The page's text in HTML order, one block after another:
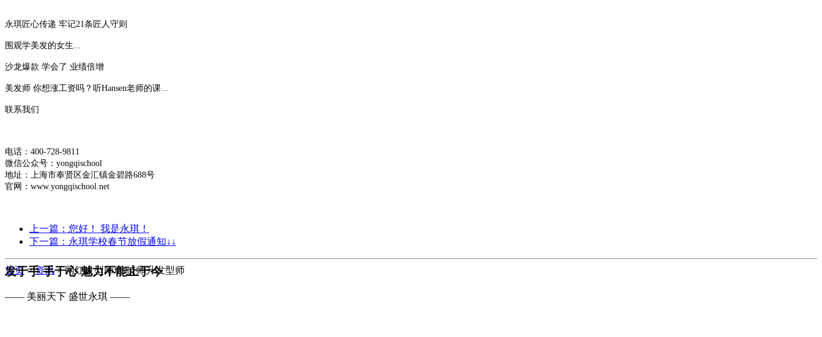
永琪匠心传递 牢记21条匠人守则
围观学美发的女生...
沙龙爆款 学会了 业绩倍增
美发师 你想涨工资吗？听Hansen老师的课...
联系我们
电话：400-728-9811
微信公众号：yongqischool
地址：上海市奉贤区金汇镇金碧路688号
官网：www.yongqischool.net
上一篇：您好！ 我是永琪！
下一篇：永琪学校春节放假通知↓↓
首页>资讯>网红发型师班/技师升发型师
发于手 手于心 魅力不能止于今
—— 美丽天下 盛世永琪 ——